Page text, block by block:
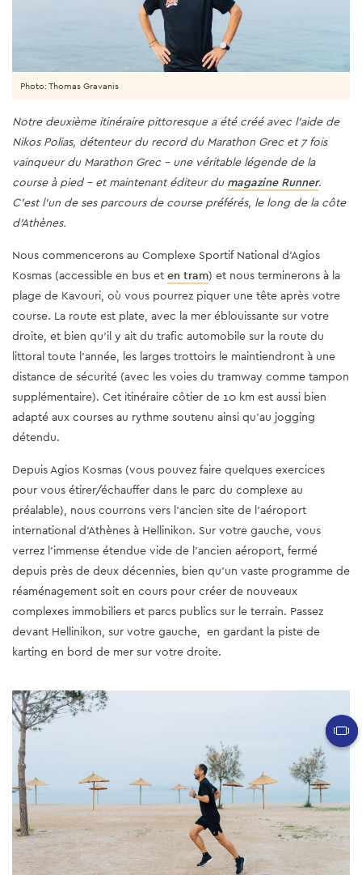
Notre deuxième itinéraire pittoresque a été créé avec l'aide de
Nikos Polias, détenteur du record du Marathon Grec et 7 fois
vainqueur du Marathon Grec - une véritable légende de la
course à pied - et maintenant éditeur du magazine Runner.
C'est l'un de ses parcours de course préférés, le long de la côte
d'Athènes.
Nous commencerons au Complexe Sportif National d'Agios
Kosmas (accessible en bus et en tram) et nous terminerons à la
plage de Kavouri, où vous pourrez piquer une tête après votre
course. La route est plate, avec la mer éblouissante sur votre
droite, et bien qu'il y ait du trafic automobile sur la route du
littoral toute l'année, les larges trottoirs le maintiendront à une
distance de sécurité (avec les voies du tramway comme tampon
supplémentaire). Cet itinéraire côtier de 10 km est aussi bien
adapté aux courses au rythme soutenu ainsi qu'au jogging
détendu.
Depuis Agios Kosmas (vous pouvez faire quelques exercices
pour vous étirer/échauffer dans le parc du complexe au
préalable), nous courrons vers l'ancien site de l'aéroport
international d'Athènes à Hellinikon. Sur votre gauche, vous
verrez l'immense étendue vide de l'ancien aéroport, fermé
depuis près de deux décennies, bien qu'un vaste programme de
réaménagement soit en cours pour créer de nouveaux
complexes immobiliers et parcs publics sur le terrain. Passez
devant Hellinikon, sur votre gauche, en gardant la piste de
karting en bord de mer sur votre droite.
Photo: Thomas Gravanis